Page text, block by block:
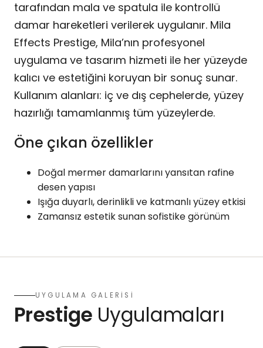
tarafından mala ve spatula ile kontrollü
damar hareketleri verilerek uygulanır. Mila
Effects Prestige, Mila’nın profesyonel
uygulama ve tasarım hizmeti ile her yüzeyde
kalıcı ve estetiğini koruyan bir sonuç sunar.
Kullanım alanları: iç ve dış cephelerde, yüzey
hazırlığı tamamlanmış tüm yüzeylerde.
Öne çıkan özellikler
Doğal mermer damarlarını yansıtan rafine
desen yapısı
Işığa duyarlı, derinlikli ve katmanlı yüzey etkisi
Zamansız estetik sunan sofistike görünüm
UYGULAMA GALERİSİ
Prestige Uygulamaları